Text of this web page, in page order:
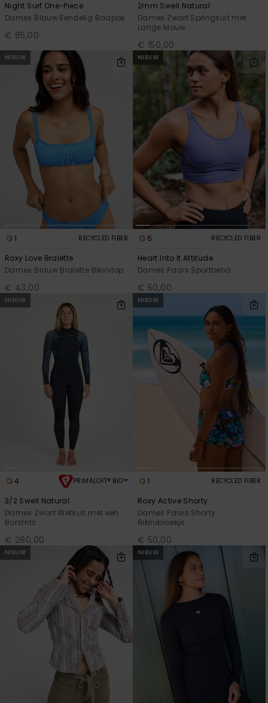
Night Surf One-Piece
Dames Blauw Eendelig Badpak
€ 85,00
2mm Swell Natural
Dames Zwart Springsuit met
Lange Mouw
€ 150,00
NIEUW
1 RECYCLED FIBER
Roxy Love Bralette
Dames Blauw Bralette Bikinitop
€ 43,00
NIEUW
6 RECYCLED FIBER
Heart Into It Attitude
Dames Paars Sportbeha
€ 50,00
NIEUW
4 PRIMALOFT® BIO™
3/2 Swell Natural
Dames Zwart Wetsuit met een
Borstrits
€ 280,00
NIEUW
1 RECYCLED FIBER
Roxy Active Shorty
Dames Paars Shorty
Bikinibroekje
€ 50,00
NIEUW NIEUW